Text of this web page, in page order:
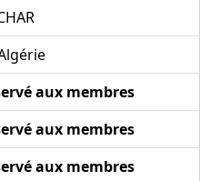
aux membres
aux membres
aux membres